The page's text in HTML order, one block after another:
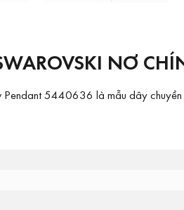
NƠ
5440636 là mẫu dây